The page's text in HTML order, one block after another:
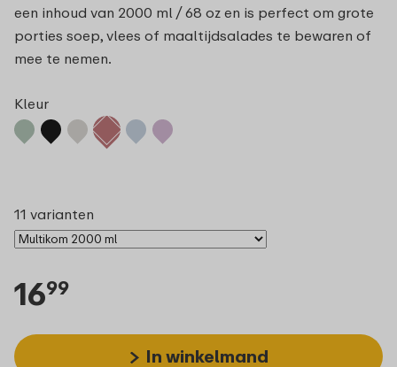
een inhoud van 2000 ml / 68 oz en is perfect om grote
porties soep, vlees of maaltijdsalades te bewaren of
mee te nemen.
Kleur
11 varianten
1699
In winkelmand